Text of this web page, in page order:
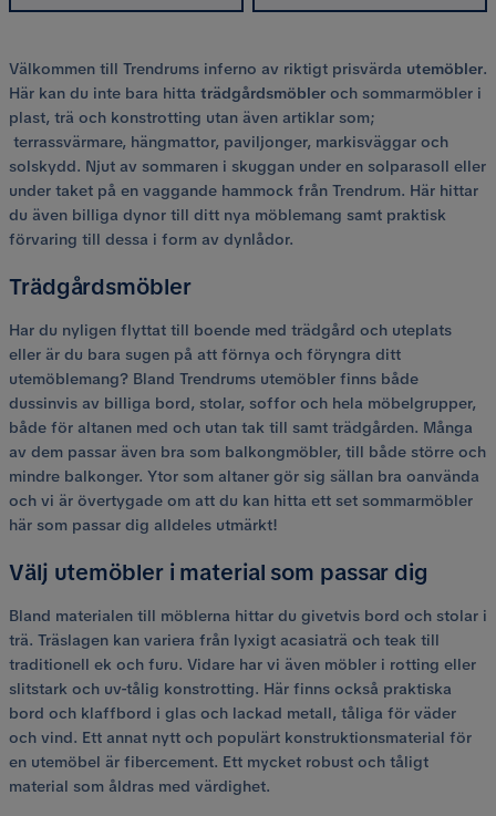
Välkommen till Trendrums inferno av riktigt prisvärda utemöbler.
Här kan du inte bara hitta trädgårdsmöbler och sommarmöbler i
plast, trä och konstrotting utan även artiklar som;
terrassvärmare, hängmattor, paviljonger, markisväggar och
solskydd. Njut av sommaren i skuggan under en solparasoll eller
under taket på en vaggande hammock från Trendrum. Här hittar
du även billiga dynor till ditt nya möblemang samt praktisk
förvaring till dessa i form av dynlådor.
Trädgårdsmöbler
Har du nyligen flyttat till boende med trädgård och uteplats
eller är du bara sugen på att förnya och föryngra ditt
utemöblemang? Bland Trendrums utemöbler finns både
dussinvis av billiga bord, stolar, soffor och hela möbelgrupper,
både för altanen med och utan tak till samt trädgården. Många
av dem passar även bra som balkongmöbler, till både större och
mindre balkonger. Ytor som altaner gör sig sällan bra oanvända
och vi är övertygade om att du kan hitta ett set sommarmöbler
här som passar dig alldeles utmärkt!
Välj utemöbler i material som passar dig
Bland materialen till möblerna hittar du givetvis bord och stolar i
trä. Träslagen kan variera från lyxigt acasiaträ och teak till
traditionell ek och furu. Vidare har vi även möbler i rotting eller
slitstark och uv-tålig konstrotting. Här finns också praktiska
bord och klaffbord i glas och lackad metall, tåliga för väder
och vind. Ett annat nytt och populärt konstruktionsmaterial för
en utemöbel är fibercement. Ett mycket robust och tåligt
material som åldras med värdighet.